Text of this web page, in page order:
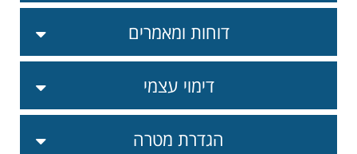
דוחות ומאמרים
דימוי עצמי
הגדרת מטרה